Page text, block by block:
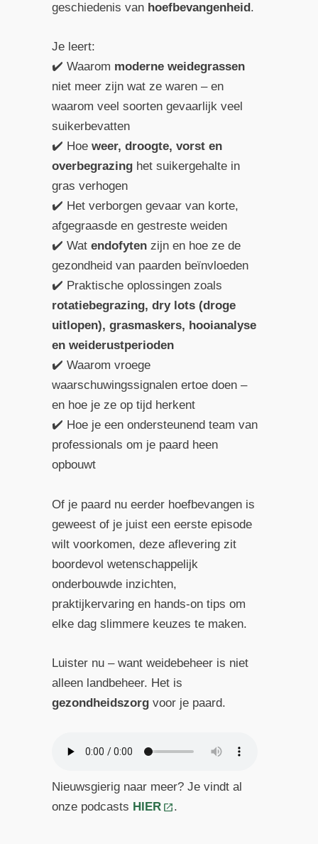
geschiedenis van hoefbevangenheid .
Je leert:
✔️ Waarom moderne weidegrassen
niet meer zijn wat ze waren – en
waarom veel soorten gevaarlijk veel
suikerbevatten
✔️ Hoe weer, droogte, vorst en
overbegrazinghet suikergehalte in
gras verhogen
✔️ Het verborgen gevaar van korte,
afgegraasde en gestreste weiden
✔️ Wat endofytenzijn en hoe ze de
gezondheid van paarden beïnvloeden
✔️ Praktische oplossingen zoals
rotatiebegrazing, dry lots (droge
uitlopen), grasmaskers, hooianalyse
en weiderustperioden
✔️ Waarom vroege
waarschuwingssignalen ertoe doen –
en hoe je ze op tijd herkent
✔️ Hoe je een ondersteunend team van
professionals om je paard heen
opbouwt
Of je paard nu eerder hoefbevangen is
geweest of je juist een eerste episode
wilt voorkomen, deze aflevering zit
boordevol wetenschappelijk
onderbouwde inzichten,
praktijkervaring en hands-on tips om
elke dag slimmere keuzes te maken.
Luister nu – want weidebeheer is niet
alleen landbeheer. Het is
gezondheidszorgvoor je paard.
Nieuwsgierig naar meer? Je vindt al
onze podcasts HIER .